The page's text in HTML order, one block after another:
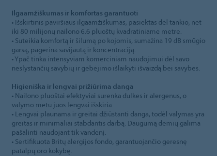
Ilgaamžiškumas ir komfortas garantuoti
• Išskirtinis paviršiaus ilgaamžiškumas, pasiektas dėl tankio, net
iki 80 milijonų nailono 6.6 pluoštų kvadratiniame metre.
• Suteikia komfortą ir šilumą po kojomis, sumažina 19 dB smūgio
garsą, pagerina savijautą ir koncentraciją.
• Ypač tinka intensyviam komerciniam naudojimui dėl savo
neslystančių savybių ir gebėjimo išlaikyti išvaizdą bei savybes.
Higieniška ir lengvai prižiūrima danga
• Nailono pluoštai efektyviai surenka dulkes ir alergenus, o
valymo metu juos lengvai išskiria.
• Lengvai plaunama ir greitai džiūstanti danga, todėl valymas yra
greitas ir minimaliai stabdantis darbą. Daugumą dėmių galima
pašalinti naudojant tik vandenį.
• Sertifikuota Britų alergijos fondo, garantuojančio geresnę
patalpų oro kokybę.